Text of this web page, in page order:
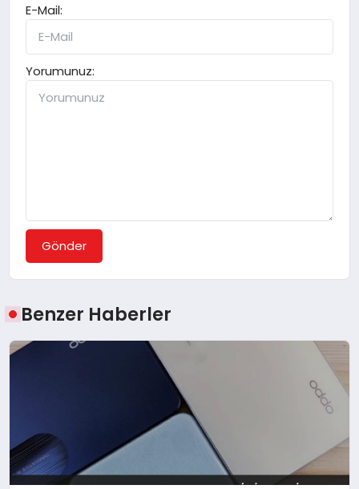
E-Mail:
Yorumunuz:
Gönder
Benzer Haberler